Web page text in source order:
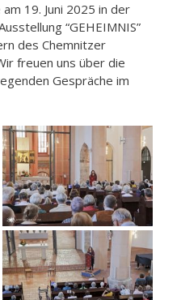
19. Juni 2025 in der
“GEHEIMNIS”
des Chemnitzer
freuen uns über die
Gespräche im